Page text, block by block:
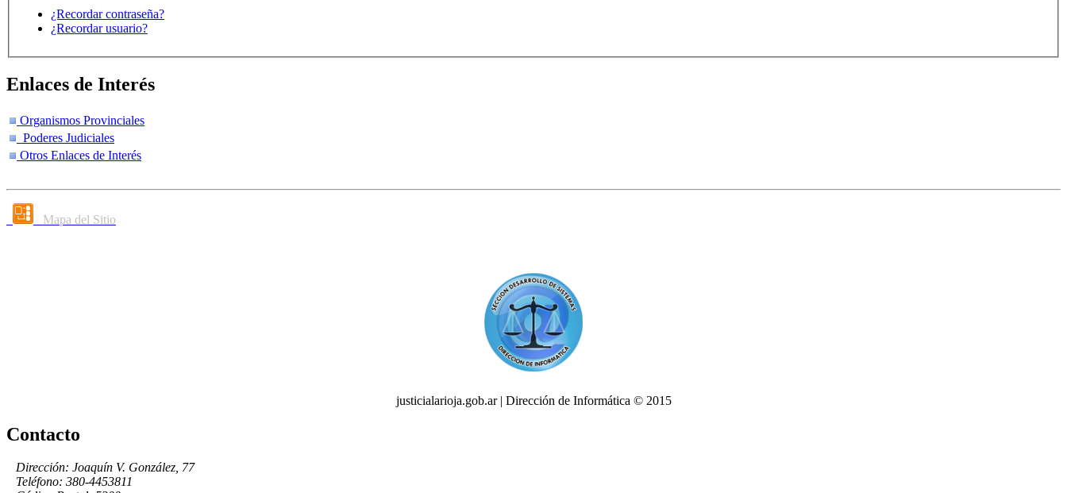
¿Recordar contraseña?
¿Recordar usuario?
Enlaces de Interés
Organismos Provinciales
Poderes Judiciales
Otros Enlaces de Interés
Mapa del Sitio
justicialarioja.gob.ar | Dirección de Informática © 2015
Contacto
Dirección: Joaquín V. González, 77
Teléfono: 380-4453811